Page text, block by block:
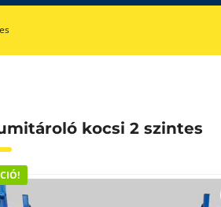
kocsi 2 szintes